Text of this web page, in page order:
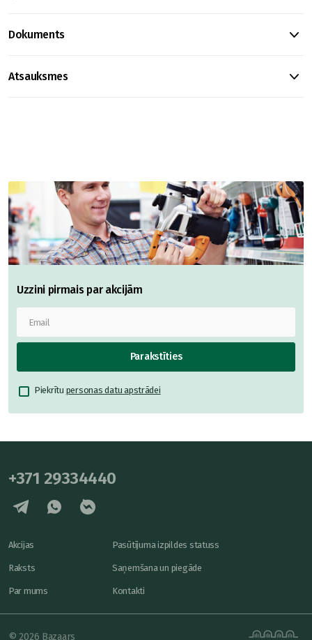
Dokuments
Atsauksmes
Uzzini pirmais par akcijām
Parakstīties
Piekrītu personas datu apstrādei
+371 29334440
Akcijas
Raksts
Par mums
Pasūtījuma izpildes statuss
Saņemšana un piegāde
Kontakti
© 2026 Bazaars